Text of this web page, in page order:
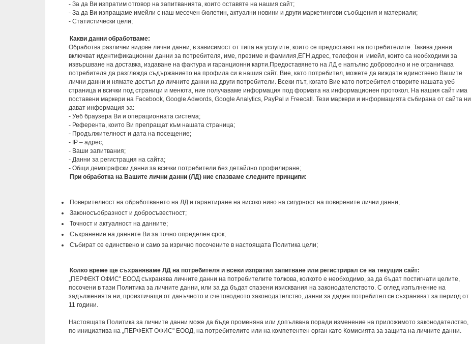
- За да Ви изпратим отговор на запитванията, които оставяте на нашия сайт;
- За да Ви изпращаме имейли с наш месечен бюлетин, актуални новини и други маркетингови съобщения и материали;
- Статистически цели;
Какви данни обработваме:
Обработва различни видове лични данни, в зависимост от типа на услугите, които се предоставят на потребителите. Такива данни
включват идентификационни данни за потребителя, име, презиме и фамилия,ЕГН,адрес, телефон и имейл, които са необходими за
извършване на доставка, издаване на фактура и гаранционни карти.Предоставянето на ЛД е напълно доброволно и не ограничава
потребителя да разглежда съдържанието на профила си в нашия сайт. Вие, като потребител, можете да виждате единствено Вашите
лични данни и нямате достъп до личните данни на други потребители. Всеки път, когато Вие като потребител отворите нашата уеб
страница и всички под страници и менюта, ние получаваме информация под формата на информационен протокол. На нашия сайт има
поставени маркери на Facebook, Google Adwords, Google Analytics, PayPal и Freecall. Тези маркери и информацията събирана от сайта ни
дават информация за:
- Уеб браузера Ви и операционната система;
- Референта, които Ви препращат към нашата страница;
- Продължителност и дата на посещение;
- IP – адрес;
- Ваши запитвания;
- Данни за регистрация на сайта;
- Общи демографски данни за всички потребители без детайлно профилиране;
При обработка на Вашите лични данни (ЛД) ние спазваме следните принципи:
Поверителност на обработването на ЛД и гарантиране на високо ниво на сигурност на поверените лични данни;
Законосъобразност и добросъвестност;
Точност и актуалност на данните;
Съхранение на данните Ви за точно определен срок;
Събират се единствено и само за изрично посочените в настоящата Политика цели;
Колко време ще съхраняваме ЛД на потребителя и всеки изпратил запитване или регистрирал се на текущия сайт:
„ПЕРФЕКТ ОФИС" ЕООД съхранява личните данни на потребителите толкова, колкото е необходимо, за да бъдат постигнати целите,
посочени в тази Политика за личните данни, или за да бъдат спазени изисквания на законодателството. С оглед изпълнение на
задълженията ни, произтичащи от данъчното и счетоводното законодателство, данни за даден потребител се съхраняват за период от
11 години.
Настоящата Политика за личните данни може да бъде променяна или допълвана поради изменение на приложимото законодателство,
по инициатива на „ПЕРФЕКТ ОФИС" ЕООД, на потребителите или на компетентен орган като Комисията за защита на личните данни.